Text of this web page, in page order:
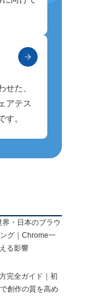
せた、
アテス
す。
界・日本のブラウ
グ｜Chrome一
る影響
完全ガイド｜初
創作の質を高め